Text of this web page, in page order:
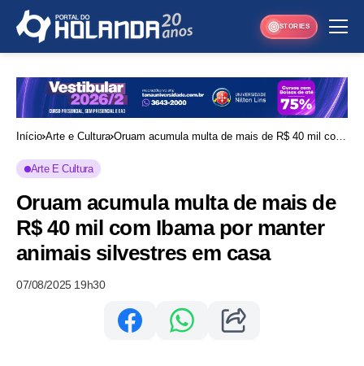
STORIES
Início Arte e Cultura Oruam acumula multa de mais de R$ 40 mil com
Arte E Cultura
Oruam acumula multa de mais de
R$ 40 mil com Ibama por manter
animais silvestres em casa
07/08/2025 19h30